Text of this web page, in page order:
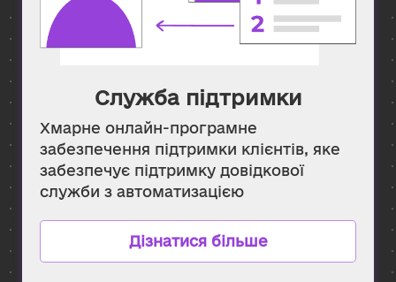
Служба підтримки
Хмарне онлайн-програмне
забезпечення підтримки клієнтів, яке
забезпечує підтримку довідкової
служби з автоматизацією
Дізнатися більше